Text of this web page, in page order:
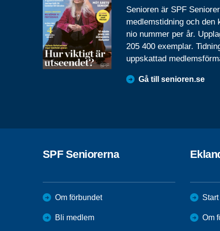
Senioren är SPF
medlemstidning och den
nio nummer per år.
205 400 exemplar.
uppskattad
Gå till senioren.se
SPF Seniorerna
Om förbundet
Bli medlem
Start
Om